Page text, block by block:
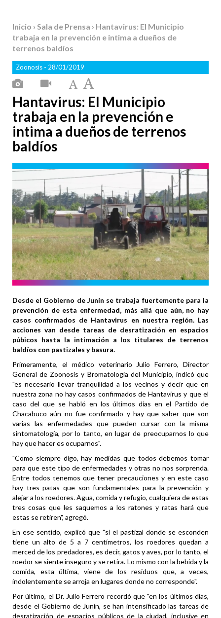
Inicio › Sala de Prensa › Hantavirus: El Municipio
trabaja en la prevención e intima a dueños de
terrenos baldíos
Zoonosis - 28/01/2019
Hantavirus: El Municipio
trabaja en la prevención e
intima a dueños de terrenos
baldíos
Desde el Gobierno de Junín se trabaja fuertemente para la
prevención de esta enfermedad, más allá que aún, no hay
casos confirmados de Hantavirus en nuestra región. Las
acciones van desde tareas de desratización en espacios
púbicos hasta la intimación a los titulares de terrenos
baldíos con pastizales y basura.
Primeramente, el médico veterinario Julio Ferrero, Director
General de Zoonosis y Bromatología del Municipio, indicó que
"es necesario llevar tranquilidad a los vecinos y decir que en
nuestra zona no hay casos confirmados de Hantavirus y que el
caso del que se habló en los últimos días en el Partido de
Chacabuco aún no fue confirmado y hay que saber que son
varias las enfermedades que pueden cursar con la misma
sintomatología, por lo tanto, en lugar de preocuparnos lo que
hay que hacer es ocuparnos".
"Como siempre digo, hay medidas que todos debemos tomar
para que este tipo de enfermedades y otras no nos sorprenda.
Entre todos tenemos que tener precauciones y en este caso
hay tres patas que son fundamentales para la prevención y
alejar a los roedores. Agua, comida y refugio, cualquiera de estas
tres cosas que les saquemos a los ratones y ratas hará que
estas se retiren", agregó.
En ese sentido, explicó que "si el pastizal donde se esconden
tiene un alto de 5 a 7 centímetros, los roedores quedan a
merced de los predadores, es decir, gatos y aves, por lo tanto, el
roedor se siente inseguro y se retira. Lo mismo con la bebida y la
comida, esta última, viene de los residuos que, a veces,
indolentemente se arroja en lugares donde no corresponde".
Por último, el Dr. Julio Ferrero recordó que "en los últimos días,
desde el Gobierno de Junín, se han intensificado las tareas de
desratización de espacios públicos de la ciudad, inclusive en